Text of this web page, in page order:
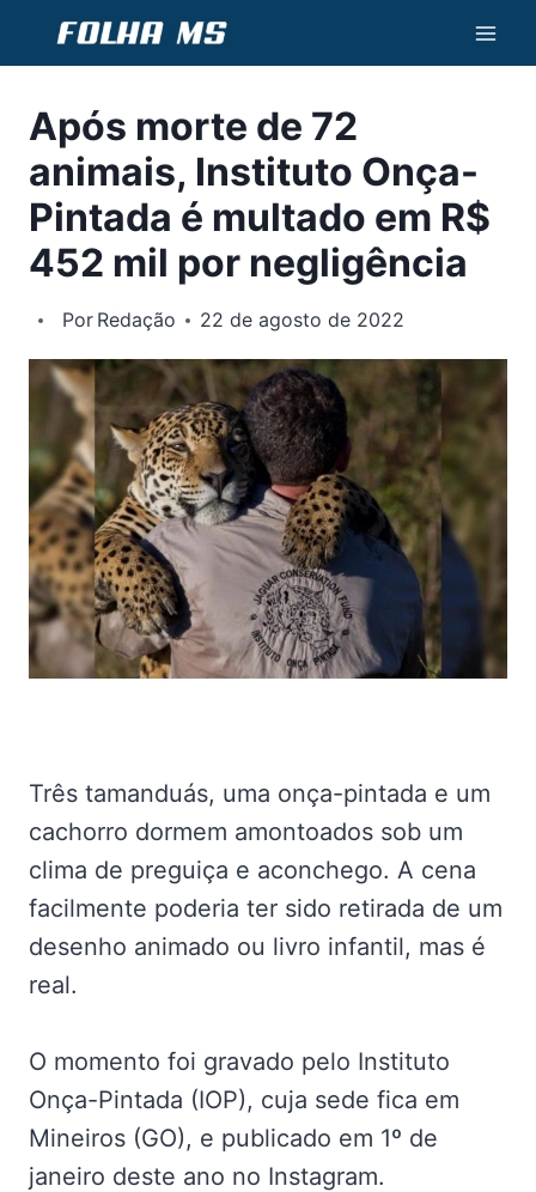
Conteúdo
Após morte de 72
animais, Instituto Onça-
Pintada é multado em R$
452 mil por negligência
Por Redação 22 de agosto de 2022
Três tamanduás, uma onça-pintada e um
cachorro dormem amontoados sob um
clima de preguiça e aconchego. A cena
facilmente poderia ter sido retirada de um
desenho animado ou livro infantil, mas é
real.
O momento foi gravado pelo Instituto
Onça-Pintada (IOP), cuja sede fica em
Mineiros (GO), e publicado em 1º de
janeiro deste ano no Instagram.